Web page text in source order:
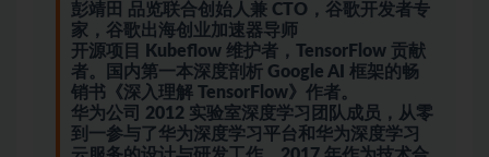
彭靖田 品览联合创始人兼 CTO，谷歌开发者专
家，谷歌出海创业加速器导师
开源项目 Kubeflow 维护者，TensorFlow 贡献
者。国内第一本深度剖析 Google AI 框架的畅
销书《深入理解 TensorFlow》作者。
华为公司 2012 实验室深度学习团队成员，从零
到一参与了华为深度学习平台和华为深度学习